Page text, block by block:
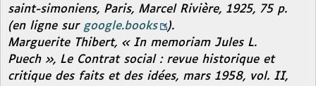
saint-simoniens, Paris, Marcel Rivière, 1925, 75 p.
(en ligne sur google.books
).
Marguerite Thibert, « In memoriam Jules L.
Puech », Le Contrat social : revue historique et
critique des faits et des idées, mars 1958, vol. II,